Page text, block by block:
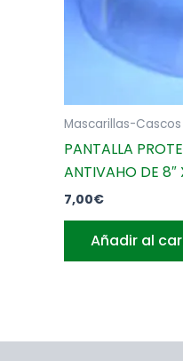
Mascarillas-
PANTALLA
ANTIVAHO DE 8″
7,00€
Añadir al